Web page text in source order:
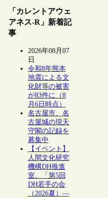
「カレントアウェ
アネス-R」新着記
事
2026年08月07
日
令和8年熊本
地震による文
化財等の被害
が83件に（8
月6日時点）
名古屋市、名
古屋城の現天
守閣の記録を
募集中
【イベント】
人間文化研究
機構DH推進
室、「第5回
DH若手の会
（2026夏）―